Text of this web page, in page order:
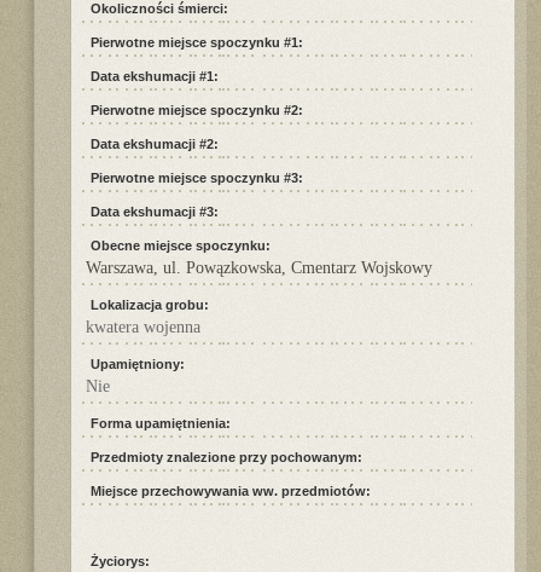
Okoliczności śmierci:
Pierwotne miejsce spoczynku #1:
Data ekshumacji #1:
Pierwotne miejsce spoczynku #2:
Data ekshumacji #2:
Pierwotne miejsce spoczynku #3:
Data ekshumacji #3:
Obecne miejsce spoczynku:
Warszawa, ul. Powązkowska, Cmentarz Wojskowy
Lokalizacja grobu:
kwatera wojenna
Upamiętniony:
Nie
Forma upamiętnienia:
Przedmioty znalezione przy pochowanym:
Miejsce przechowywania ww. przedmiotów:
Życiorys: